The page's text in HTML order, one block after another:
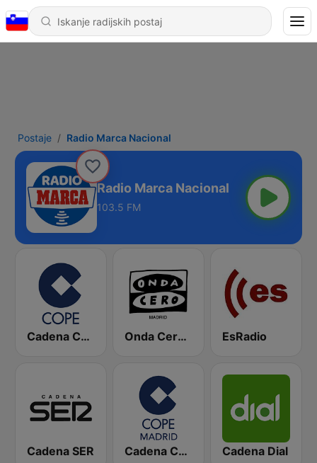
Postaje Radio Marca Nacional
Radio Marca Nacional
103.5 FM
Cadena COPE Onda Cero Madrid EsRadio
Cadena SER Cadena COPE Madrid Cadena Dial